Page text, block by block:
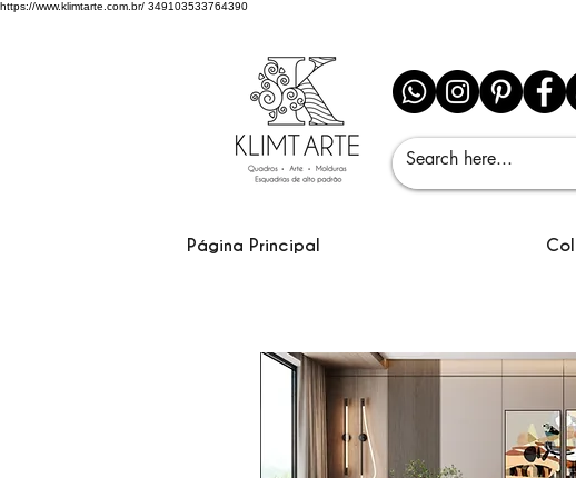
https://www.klimtarte.com.br/ 349103533764390
Página Principal